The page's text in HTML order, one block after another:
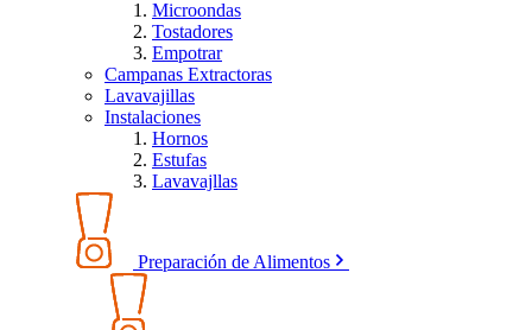
Microondas
Tostadores
Empotrar
Campanas Extractoras
Lavavajillas
Instalaciones
Hornos
Estufas
Lavavajllas
Preparación de Alimentos